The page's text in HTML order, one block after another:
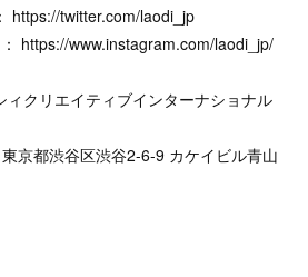
twitter.com/laodi_jp
www.instagram.com/laodi_jp/
ィクリエイティブインターナショナル
京都渋谷区渋谷2-6-9 カケイビル青山